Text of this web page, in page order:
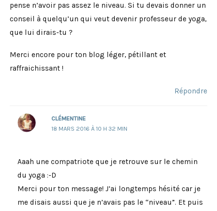
pense n’avoir pas assez le niveau. Si tu devais donner un
conseil à quelqu’un qui veut devenir professeur de yoga,
que lui dirais-tu ?
Merci encore pour ton blog léger, pétillant et
raffraichissant !
Répondre
CLÉMENTINE
18 MARS 2016 À 10 H 32 MIN
Aaah une compatriote que je retrouve sur le chemin
du yoga :-D
Merci pour ton message! J’ai longtemps hésité car je
me disais aussi que je n’avais pas le “niveau”. Et puis